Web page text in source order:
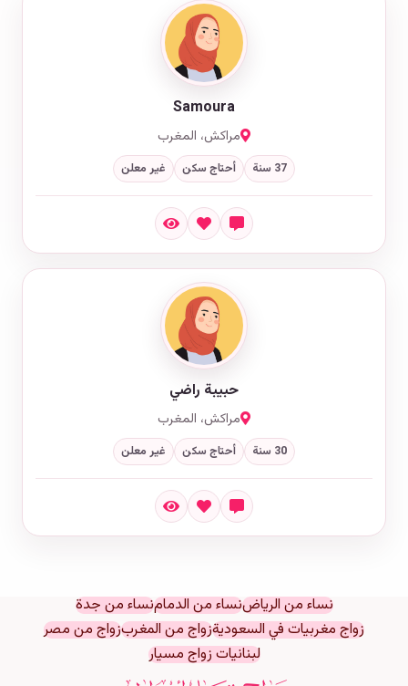
Samoura
مراكش، المغرب
37 سنة أحتاج سكن غير معلن
حبيبة راضي
مراكش، المغرب
30 سنة أحتاج سكن غير معلن
نساء من الرياضنساء من الدمامنساء من جدة
زواج مغربيات في السعوديةزواج من المغربزواج من مصر
لبنانيات زواج مسيار